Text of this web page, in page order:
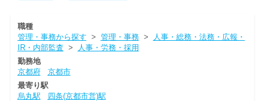
職種
管理・事務から探す > 管理・事務>
人事・総務・法務・広報・
IR・内部監査 >
人事・労務・採用
勤務地
京都府
京都市
最寄り駅
烏丸駅
四条(京都市営)駅